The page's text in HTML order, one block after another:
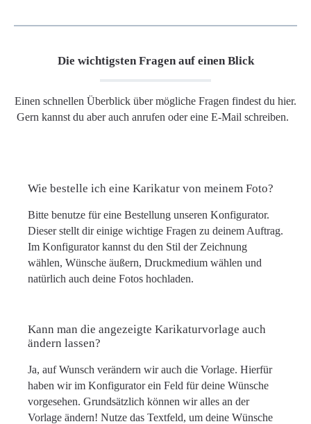
Die wichtigsten Fragen auf einen Blick
Einen schnellen Überblick über mögliche Fragen findest du hier.
Gern kannst du aber auch anrufen oder eine E-Mail schreiben.
Wie bestelle ich eine Karikatur von meinem Foto?
Bitte benutze für eine Bestellung unseren Konfigurator.
Dieser stellt dir einige wichtige Fragen zu deinem Auftrag.
Im Konfigurator kannst du den Stil der Zeichnung
wählen, Wünsche äußern, Druckmedium wählen und
natürlich auch deine Fotos hochladen.
Kann man die angezeigte Karikaturvorlage auch
ändern lassen?
Ja, auf Wunsch verändern wir auch die Vorlage. Hierfür
haben wir im Konfigurator ein Feld für deine Wünsche
vorgesehen. Grundsätzlich können wir alles an der
Vorlage ändern! Nutze das Textfeld, um deine Wünsche